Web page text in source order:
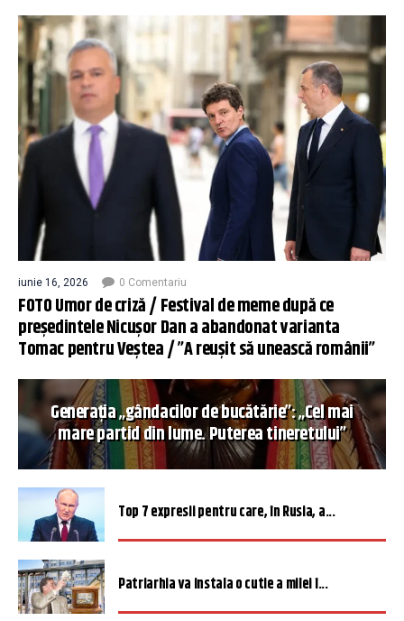
iunie 16, 2026 0 Comentariu
FOTO Umor de criză / Festival de meme după ce
președintele Nicușor Dan a abandonat varianta
Tomac pentru Veștea / ”A reușit să unească românii”
Generația „gândacilor de bucătărie”: „Cel mai
mare partid din lume. Puterea tineretului”
Top 7 expresii pentru care, în Rusia, a...
Patriarhia va instala o cutie a milei î...